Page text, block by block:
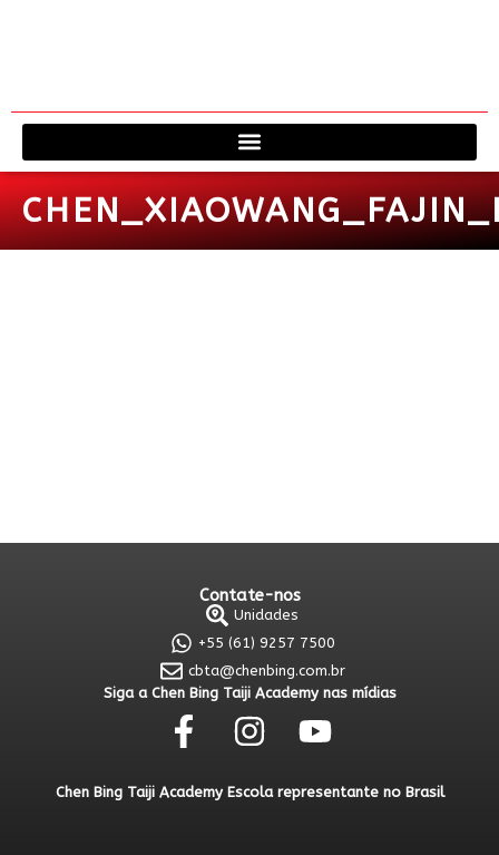
Contate-nos
Unidades
+55 (61) 9257 7500
cbta@chenbing.com.br
Siga a Chen Bing Taiji Academy nas mídias
Chen Bing Taiji Academy Escola representante no Brasil